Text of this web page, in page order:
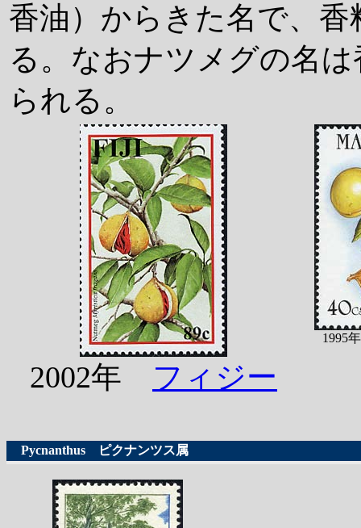
香油）からきた名で、
る。なおナツメグの名
られる。
2002年 フィジー
1995
Pycnanthus ピクナンツス属